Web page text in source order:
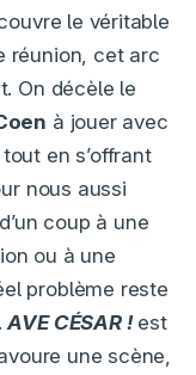
le véritable
réunion, cet arc
On décèle le
à jouer avec
en s’offrant
nous aussi
coup à une
ou à une
problème reste
AVE CÉSAR!est
une scène,